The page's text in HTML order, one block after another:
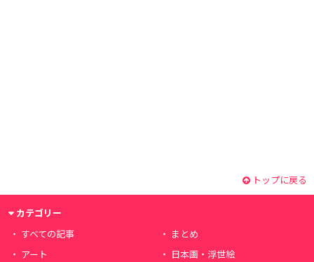
トップに戻る
カテゴリー
すべての記事
まとめ
アート
日本画・浮世絵